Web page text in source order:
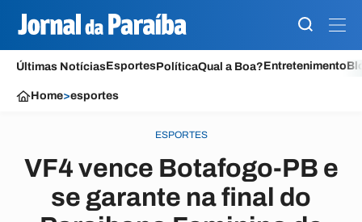
Últimas NotíciasEsportesPolíticaQual a Boa?Entretenimento
Home>esportes
ESPORTES
VF4 vence Botafogo-PB e
se garante na final do